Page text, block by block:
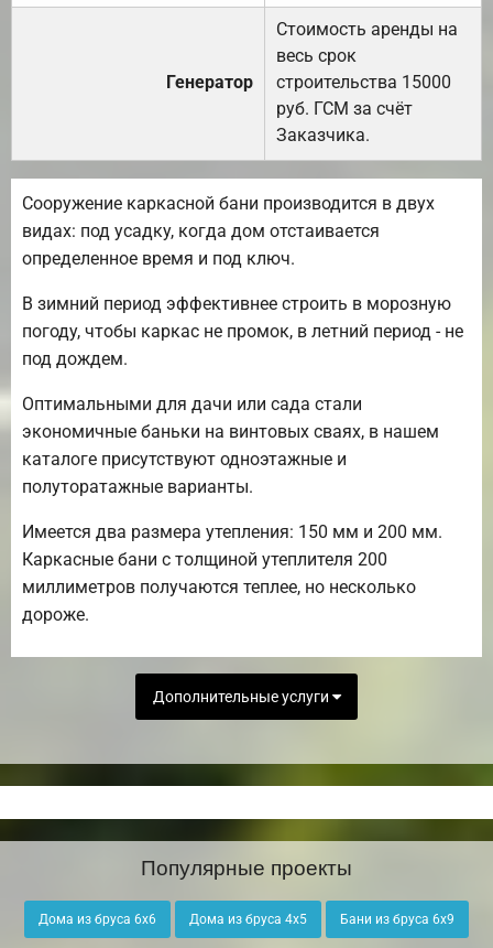
Генератор
Стоимость аренды на
весь срок
строительства 15000
руб. ГСМ за счёт
Заказчика.
Сооружение каркасной бани производится в двух
видах: под усадку, когда дом отстаивается
определенное время и под ключ.
В зимний период эффективнее строить в морозную
погоду, чтобы каркас не промок, в летний период - не
под дождем.
Оптимальными для дачи или сада стали
экономичные баньки на винтовых сваях, в нашем
каталоге присутствуют одноэтажные и
полуторатажные варианты.
Имеется два размера утепления: 150 мм и 200 мм.
Каркасные бани с толщиной утеплителя 200
миллиметров получаются теплее, но несколько
дороже.
Дополнительные услуги
Популярные проекты
Дома из бруса 6х6 Дома из бруса 4х5 Бани из бруса 6х9